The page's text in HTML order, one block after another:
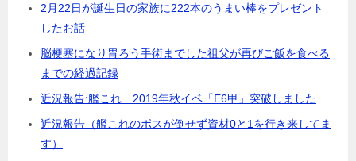
2月22日が誕生日の家族に222本のうまい棒をプレゼント
したお話
脳梗塞になり胃ろう手術までした祖父が再びご飯を食べる
までの経過記録
近況報告:艦これ 2019年秋イベ「E6甲」突破しました
近況報告（艦これのボスが倒せず資材0と1を行き来してま
す）